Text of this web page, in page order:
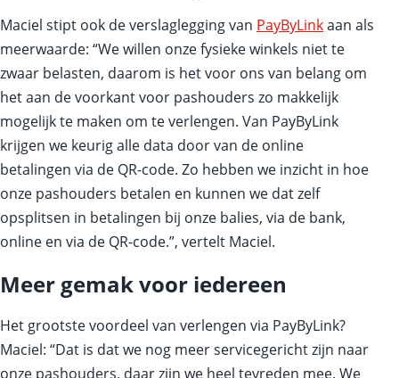
Maciel stipt ook de verslaglegging van PayByLinkaan als
meerwaarde: “We willen onze fysieke winkels niet te
zwaar belasten, daarom is het voor ons van belang om
het aan de voorkant voor pashouders zo makkelijk
mogelijk te maken om te verlengen. Van PayByLink
krijgen we keurig alle data door van de online
betalingen via de QR-code. Zo hebben we inzicht in hoe
onze pashouders betalen en kunnen we dat zelf
opsplitsen in betalingen bij onze balies, via de bank,
online en via de QR-code.”, vertelt Maciel.
Meer gemak voor iedereen
Het grootste voordeel van verlengen via PayByLink?
Maciel: “Dat is dat we nog meer servicegericht zijn naar
onze pashouders, daar zijn we heel tevreden mee. We